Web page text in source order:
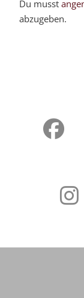
Du musst
abzugeben.